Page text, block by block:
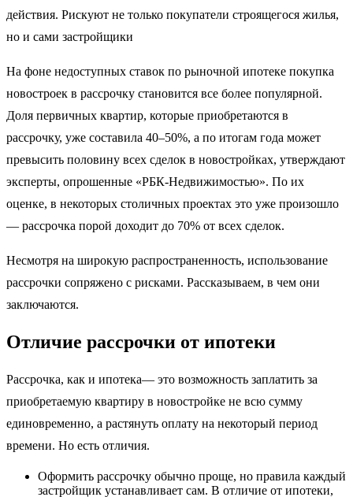
действия. Рискуют не только покупатели строящегося жилья,
но и сами застройщики
На фоне недоступных ставок по рыночной ипотеке покупка
новостроек в рассрочку становится все более популярной.
Доля первичных квартир, которые приобретаются в
рассрочку, уже составила 40–50%, а по итогам года может
превысить половину всех сделок в новостройках, утверждают
эксперты, опрошенные «РБК-Недвижимостью». По их
оценке, в некоторых столичных проектах это уже произошло
— рассрочка порой доходит до 70% от всех сделок.
Несмотря на широкую распространенность, использование
рассрочки сопряжено с рисками. Рассказываем, в чем они
заключаются.
Отличие рассрочки от ипотеки
Рассрочка, как и ипотека— это возможность заплатить за
приобретаемую квартиру в новостройке не всю сумму
единовременно, а растянуть оплату на некоторый период
времени. Но есть отличия.
Оформить рассрочку обычно проще, но правила каждый
застройщик устанавливает сам. В отличие от ипотеки,